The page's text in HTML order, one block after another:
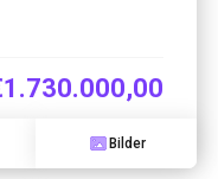
Bilder